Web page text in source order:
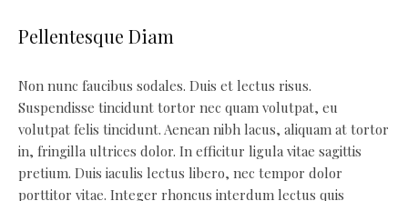
Pellentesque Diam
Non nunc faucibus sodales. Duis et lectus risus.
Suspendisse tincidunt tortor nec quam volutpat, eu
volutpat felis tincidunt. Aenean nibh lacus, aliquam at tortor
in, fringilla ultrices dolor. In efficitur ligula vitae sagittis
pretium. Duis iaculis lectus libero, nec tempor dolor
porttitor vitae. Integer rhoncus interdum lectus quis